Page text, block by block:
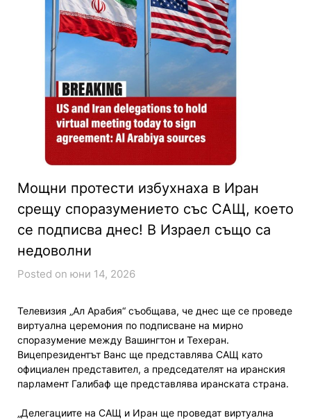
Мощни протести избухнаха в Иран
срещу споразумението със САЩ, което
се подписва днес! В Израел също са
недоволни
Posted on юни 14, 2026
Телевизия „Ал Арабия“ съобщава, че днес ще се проведе
виртуална церемония по подписване на мирно
споразумение между Вашингтон и Техеран.
Вицепрезидентът Ванс ще представлява САЩ като
официален представител, а председателят на иранския
парламент Галибаф ще представлява иранската страна.
„Делегациите на САЩ и Иран ще проведат виртуална